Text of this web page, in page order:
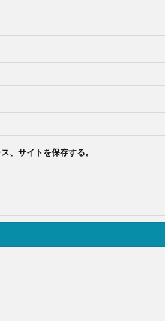
、サイトを保存する。